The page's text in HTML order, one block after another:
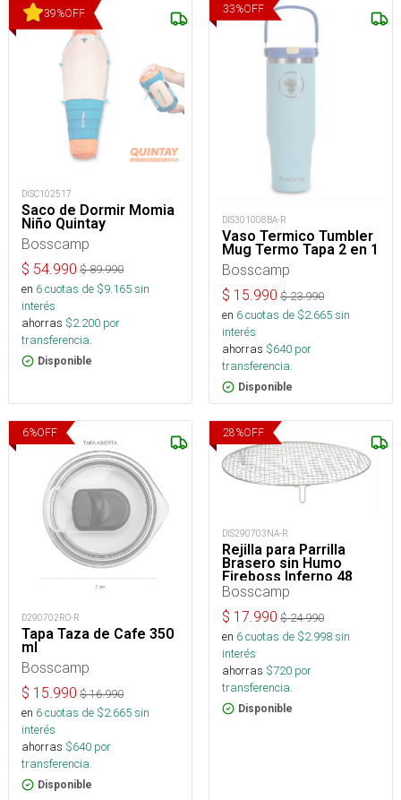
39%OFF
DISC102517
Saco de Dormir Momia
Niño Quintay
Bosscamp
$ 54.990 $89.990
en 6cuotas de $9.165sin
interés
ahorras $2.200 por
transferencia.
Disponible
33%OFF
DIS301008BA-R
Vaso Termico Tumbler
Mug Termo Tapa 2 en 1
Bosscamp
$ 15.990 $23.990
en 6cuotas de $2.665sin
interés
ahorras $640 por
transferencia.
Disponible
6%OFF
D290702RO-R
Tapa Taza de Cafe 350
ml
Bosscamp
$ 15.990 $16.990
en 6cuotas de $2.665sin
interés
ahorras $640 por
transferencia.
Disponible
28%OFF
DIS290703NA-R
Rejilla para Parrilla
Brasero sin Humo
Fireboss Inferno 48
cms
Bosscamp
$ 17.990 $24.990
en 6cuotas de $2.998sin
interés
ahorras $720 por
transferencia.
Disponible